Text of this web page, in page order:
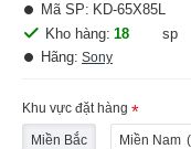
Kho hàng: 18
sp
Hãng: Sony
Mã SP: KD-65X85L
Khu vực đặt hàng
Miền Bắc Miền Nam